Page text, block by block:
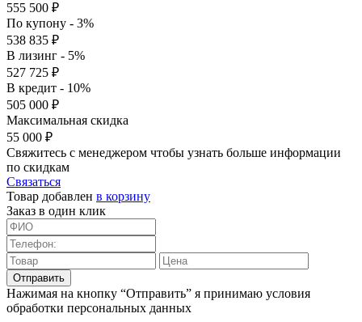
555 500 ₽
По купону - 3%
538 835 ₽
В лизинг - 5%
527 725 ₽
В кредит - 10%
505 000 ₽
Максимальная скидка
55 000 ₽
Свяжитесь с менеджером чтобы узнать больше информации
по скидкам
Связаться
Товар добавлен в корзину
Заказ в один клик
Отправить
Нажимая на кнопку “Отправить” я принимаю условия
обработки персональных данных